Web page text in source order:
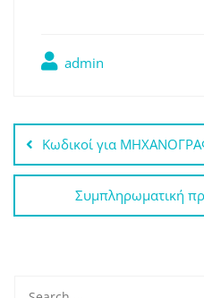
admin
Πλοήγηση
άρθρων
Κωδικοί για
Συμπληρωματική